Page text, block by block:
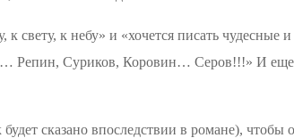
свету, к небу» и «хочется писать чудесные
Репин, Суриков, Коровин… Серов!!!» И
сказано впоследствии в романе), чтобы